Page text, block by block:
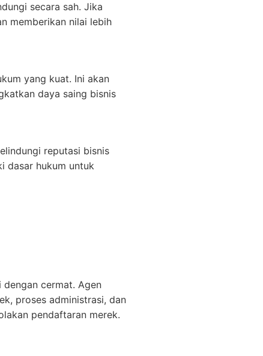
secara sah. Jika
memberikan nilai lebih
yang kuat. Ini akan
daya saing bisnis
reputasi bisnis
dasar hukum untuk
cermat. Agen
proses administrasi, dan
pendaftaran merek.